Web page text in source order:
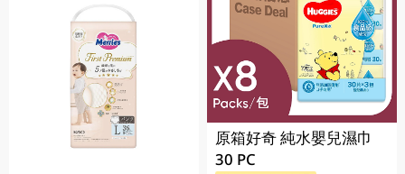
原箱好奇 純水嬰兒濕巾
30 PC